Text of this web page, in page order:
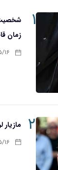
۱
شخصیت
زمان
۲